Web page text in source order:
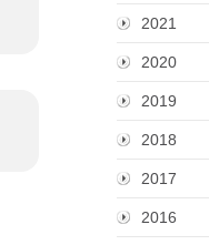
2021
2020
2019
2018
2017
2016